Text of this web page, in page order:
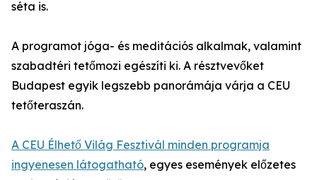
séta is.
A programot jóga- és meditációs alkalmak, valamint
szabadtéri tetőmozi egészíti ki. A résztvevőket
Budapest egyik legszebb panorámája várja a CEU
tetőteraszán.
A CEU Élhető Világ Fesztivál minden programja
ingyenesen látogatható, egyes események előzetes